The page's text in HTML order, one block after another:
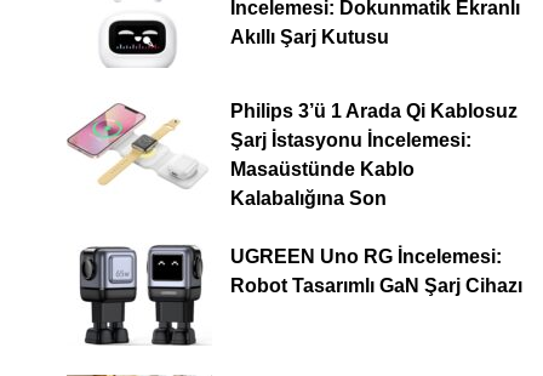
İncelemesi: Dokunmatik Ekranlı
Akıllı Şarj Kutusu
Philips 3’ü 1 Arada Qi Kablosuz
Şarj İstasyonu İncelemesi:
Masaüstünde Kablo
Kalabalığına Son
UGREEN Uno RG İncelemesi:
Robot Tasarımlı GaN Şarj Cihazı